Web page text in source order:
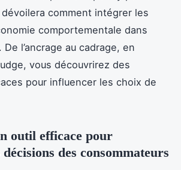
comment intégrer les
comportementale dans
l’ancrage au cadrage, en
vous découvrirez des
pour influencer les choix de
outil efficace pour
des consommateurs